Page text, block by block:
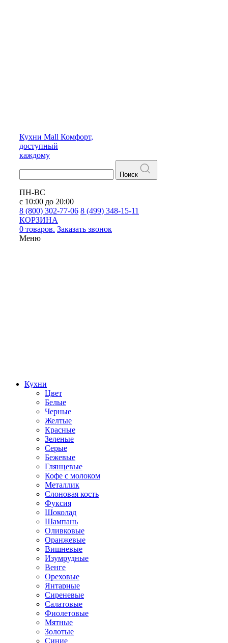
Кухни Mall Комфорт,
доступный
каждому
Поиск
ПН-ВС
с 10:00 до 20:00
8 (800) 302-77-06 8 (499) 348-15-11
КОРЗИНА
0 товаров. Заказать звонок
Меню
Кухни
Цвет
Белые
Черные
Желтые
Красные
Зеленые
Серые
Бежевые
Глянцевые
Кофе с молоком
Металлик
Слоновая кость
Фуксия
Шоколад
Шампань
Оливковые
Оранжевые
Вишневые
Изумрудные
Венге
Ореховые
Янтарные
Сиреневые
Салатовые
Фиолетовые
Мятные
Золотые
Синие